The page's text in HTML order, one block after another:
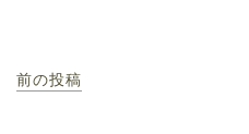
前の投稿